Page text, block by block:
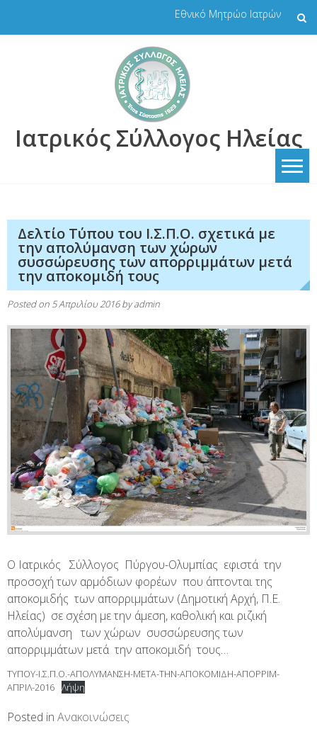
Εθνικό Μητρώο Ιατρών
Ιατρικός Σύλλογος Ηλείας
Δελτίο Τύπου του Ι.Σ.Π.Ο. σχετικά με
την απολύμανση των χώρων
συσσώρευσης των απορριμμάτων μετά
την αποκομιδή τους
Posted on 5 Απριλίου 2016byadmin
Ο Ιατρικός Σύλλογος Πύργου-Ολυμπίας εφιστά την
προσοχή των αρμόδιων φορέων που άπτονται της
αποκομιδής των απορριμμάτων (Δημοτική Αρχή, Π.Ε.
Ηλείας) σε σχέση με την άμεση, καθολική και ριζική
απολύμανση των χώρων συσσώρευσης των
απορριμμάτων μετά την αποκομιδή τους…
ΤΥΠΟΥ-Ι.Σ.Π.Ο.-ΑΠΟΛΥΜΑΝΣΗ-ΜΕΤΑ-ΤΗΝ-ΑΠΟΚΟΜΙΔΗ-ΑΠΟΡΡΙΜ-
ΑΠΡΙΛ-2016 Λήψη
Posted in Ανακοινώσεις